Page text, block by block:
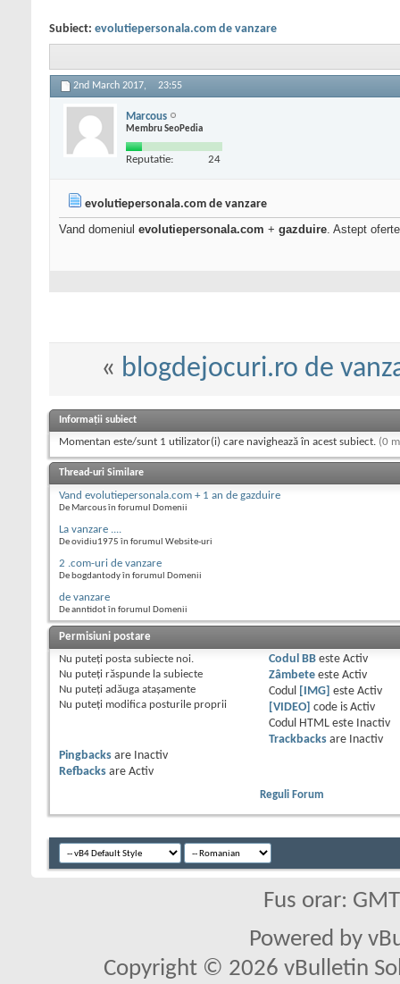
Subiect: evolutiepersonala.com de vanzare
2nd March 2017, 23:55
Marcous
Membru SeoPedia
Reputatie: 24
evolutiepersonala.com de vanzare
Vand domeniul evolutiepersonala.com + gazduire. Astept
« blogdejocuri.ro de
Informații subiect
Momentan este/sunt 1 utilizator(i) care navighează în acest subiect. (0
Thread-uri Similare
Vand evolutiepersonala.com + 1 an de gazduire
De Marcous în forumul Domenii
La vanzare ....
De ovidiu1975 în forumul Website-uri
2 .com-uri de vanzare
De bogdantody în forumul Domenii
de vanzare
De anntidot în forumul Domenii
Permisiuni postare
Nu puteţi posta subiecte noi.
Nu puteţi răspunde la subiecte
Nu puteţi adăuga ataşamente
Nu puteţi modifica posturile proprii
Codul BBeste Activ
Zâmbeteeste Activ
Codul
[IMG] este Activ
[VIDEO]
code is Activ
Codul HTML este
Inactiv
Trackbacksare
Inactiv
Pingbacks are
Inactiv
Refbacks are Activ
Reguli Forum
Fus orar:
Powered by
Copyright © 2026 vBulletin